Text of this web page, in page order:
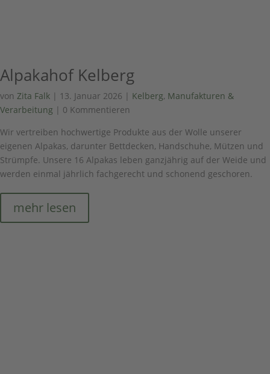
Alpakahof Kelberg
von Zita Falk | 13. Januar 2026 | Kelberg, Manufakturen &
Verarbeitung | 0 Kommentieren
Wir vertreiben hochwertige Produkte aus der Wolle unserer
eigenen Alpakas, darunter Bettdecken, Handschuhe, Mützen und
Strümpfe. Unsere 16 Alpakas leben ganzjährig auf der Weide und
werden einmal jährlich fachgerecht und schonend geschoren.
mehr lesen